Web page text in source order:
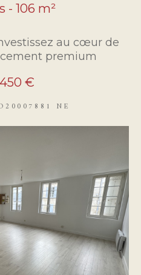
- 106 m²
au cœur de
premium
€
NE